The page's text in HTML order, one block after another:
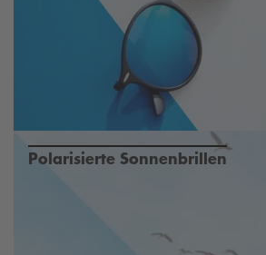
Polarisierte Sonnenbrillen